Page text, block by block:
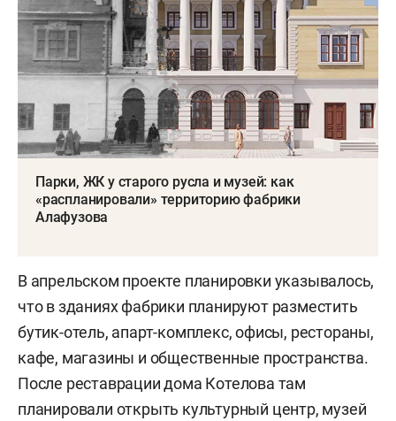
Парки, ЖК у старого русла и музей: как
«распланировали» территорию фабрики
Алафузова
В апрельском проекте планировки указывалось,
что в зданиях фабрики планируют разместить
бутик-отель, апарт-комплекс, офисы, рестораны,
кафе, магазины и общественные пространства.
После реставрации дома Котелова там
планировали открыть культурный центр, музей